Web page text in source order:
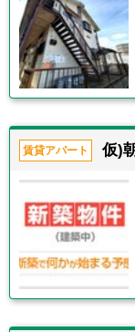
賃貸アパート 仮)